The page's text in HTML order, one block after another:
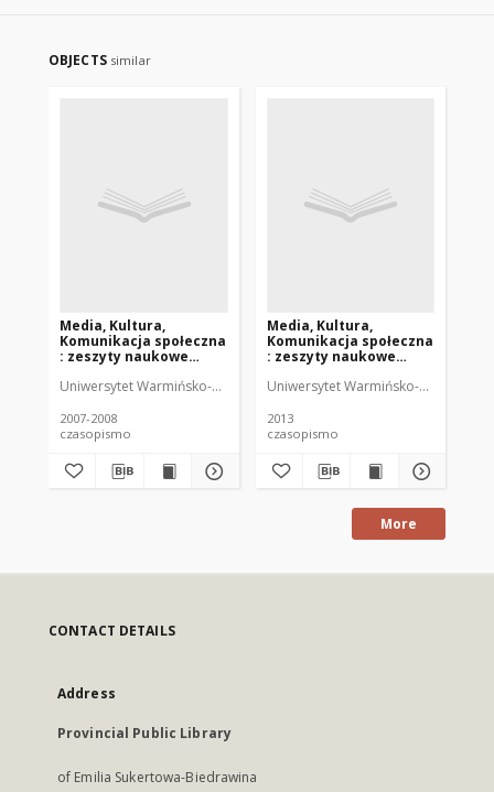
OBJECTS similar
Media, Kultura,
Komunikacja społeczna
: zeszyty naukowe
Dziennikarstwa i
UWM 3-4 (2007-2008)
Uniwersytet Warmińsko-Mazurski (Olsztyn). Instytut Dziennikarstwa i
2007-2008
czasopismo
Media, Kultura,
Komunikacja społeczna
: zeszyty naukowe
Dziennikarstwa i
UWM 9 (2013)
Uniwersytet Warmińsko-Mazurski
2013
czasopismo
More
CONTACT DETAILS
Address
Provincial Public Library
of Emilia Sukertowa-Biedrawina